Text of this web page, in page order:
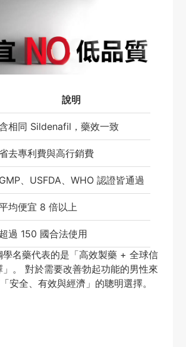
說明
相同 Sildenafil，藥效一致
去專利費與高行銷費
GMP、USFDA、WHO 認證皆通過
均便宜 8 倍以上
超過 150 國合法使用
名藥代表的是「高效製藥 + 全球信
。 對於需要改善勃起功能的男性來
安全、有效與經濟」的聰明選擇。